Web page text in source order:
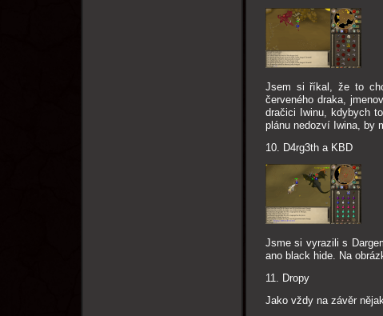
Jsem si říkal, že to
červeného draka,
dračici Iwinu, kdybych
plánu nedozví Iwina, by
10. D4rg3th a KBD
Jsme si vyrazili s
ano black hide. Na
11. Dropy
Jako vždy na závěr